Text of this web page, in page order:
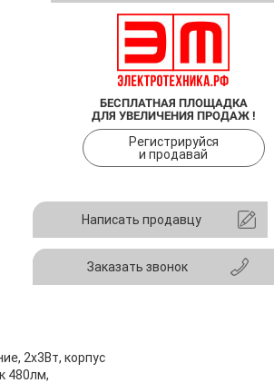
БЕСПЛАТНАЯ ПЛОЩАДКА
ДЛЯ УВЕЛИЧЕНИЯ ПРОДАЖ !
Регистрируйся
и продавай
Написать продавцу
Заказать звонок
2x3Вт, корпус
480лм,